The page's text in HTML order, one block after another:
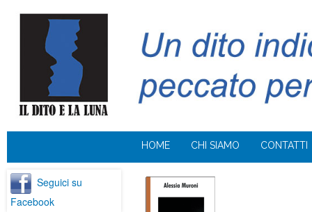
HOME CHI SIAMO CONTATTI
Seguici su
Facebook